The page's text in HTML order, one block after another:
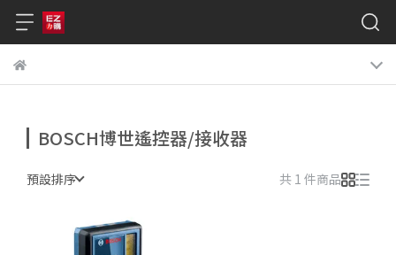
BOSCH博世遙控器/接收器
預設排序 共 1 件商品